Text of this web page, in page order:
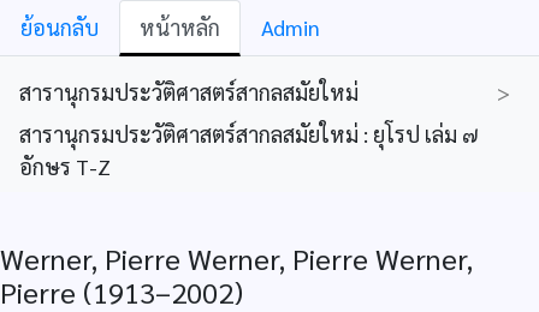
ย้อนกลับ หน้าหลัก Admin
สารานุกรมประวัติศาสตร์สากลสมัยใหม่
>
สารานุกรมประวัติศาสตร์สากลสมัยใหม่ : ยุโรป เล่ม ๗
อักษร T-Z
Werner, Pierre Werner, Pierre Werner,
Pierre (1913–2002)